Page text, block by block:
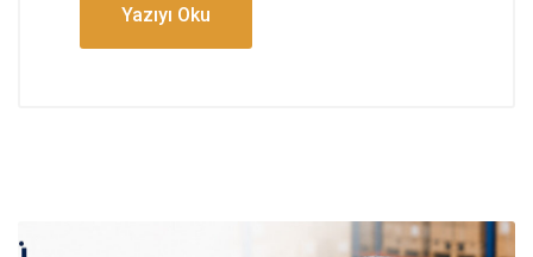
Yazıyı Oku